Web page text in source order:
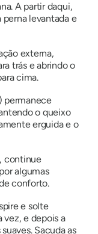
A partir daqui,
levantada e
externa,
trás e abrindo o
cima.
permanece
o queixo
erguida e o
continue
algumas
conforto.
e solte
vez, e depois a
Sacuda as